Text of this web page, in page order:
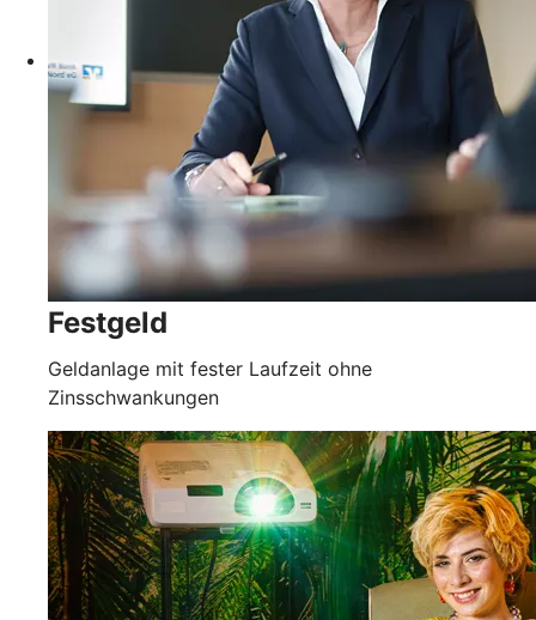
Festgeld
Geldanlage mit fester Laufzeit ohne
Zinsschwankungen